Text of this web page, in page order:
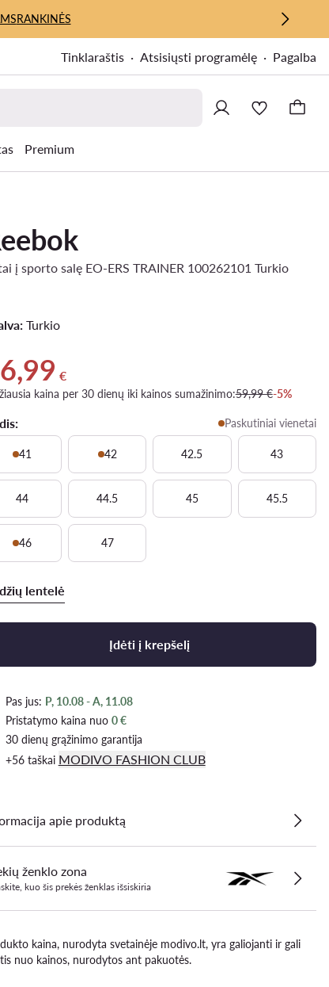
RANKINĖS
Tinklaraštis Atsisiųsti programėlę Pagalba
Premium
į sporto salę EO-ERS TRAINER 100262101 Turkio
Turkio
kaina 56,99 €
€
kaina per 30 dienų iki kainos sumažinimo:59,99 €-5%
Paskutiniai vienetai
41 42 42.5 43
44 44.5 45 45.5
46 47
lentelė
Įdėti į krepšelį
Pas jus: P, 10.08 - A, 11.08
Pristatymo kaina nuo 0 €
30 dienų grąžinimo garantija
+56 taškai MODIVO FASHION CLUB
apie produktą
ženklo zona
kuo šis prekės ženklas išsiskiria
kaina, nurodyta svetainėje modivo.lt, yra galiojanti ir gali
nuo kainos, nurodytos ant pakuotės.